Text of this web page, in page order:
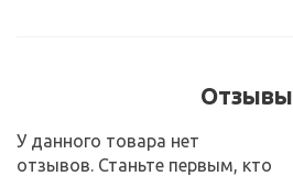
Отзывы
У данного товара нет
отзывов. Станьте первым, кто